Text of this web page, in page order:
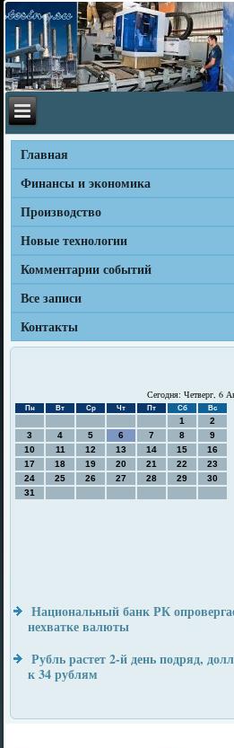
Главная
Финансы и экономика
Производство
Новые технологии
Комментарии событий
Все записи
Контакты
Сегодня: Четверг, 6
Пн Вт Ср Чт Пт Сб Вс
1
2
3
4 5 6 7 8
9
10
11 12 13 14 15
16
17
18 19 20 21 22
23
24
25 26 27 28 29
30
31
Национальный банк РК
нехватке валюты
Рубль растет 2-й день подряд,
к 34 рублям